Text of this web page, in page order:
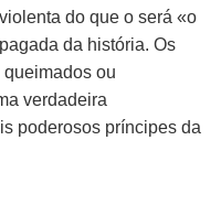
do que o será «o
da história. Os
ou
verdadeira
poderosos príncipes da